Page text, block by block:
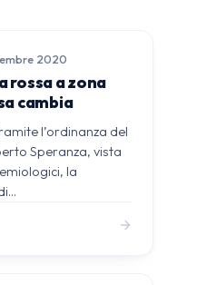
2020
rossa a zona
cambia
l’ordinanza del
Speranza, vista
la